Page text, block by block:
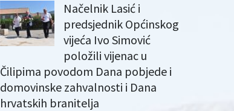
Načelnik Lasić i
predsjednik Općinskog
vijeća Ivo Simović
položili vijenac u
Čilipima povodom Dana pobjede i
domovinske zahvalnosti i Dana
hrvatskih branitelja